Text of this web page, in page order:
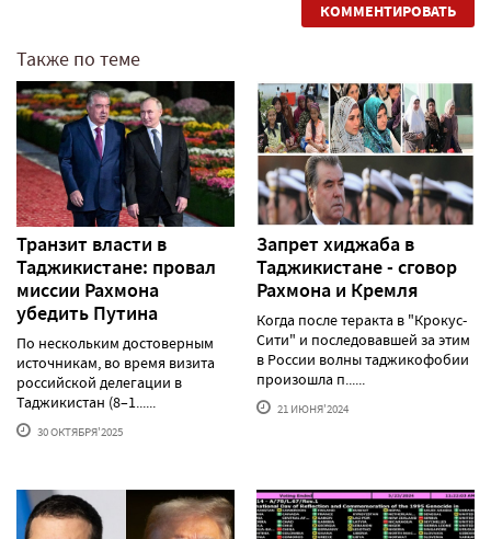
КОММЕНТИРОВАТЬ
Также по теме
Транзит власти в
Таджикистане: провал
миссии Рахмона
убедить Путина
По нескольким достоверным
источникам, во время визита
российской делегации в
Таджикистан (8–1......
30 ОКТЯБРЯ'2025
Запрет хиджаба в
Таджикистане - сговор
Рахмона и Кремля
Когда после теракта в "Крокус-
Сити" и последовавшей за этим
в России волны таджикофобии
произошла п......
21 ИЮНЯ'2024